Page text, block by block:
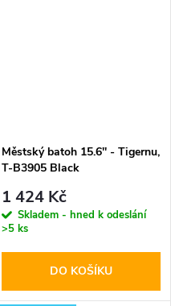
Městský batoh 15.6'' - Tigernu,
T-B3905 Black
1 424 Kč
Skladem - hned k odeslání
>5 ks
DO KOŠÍKU